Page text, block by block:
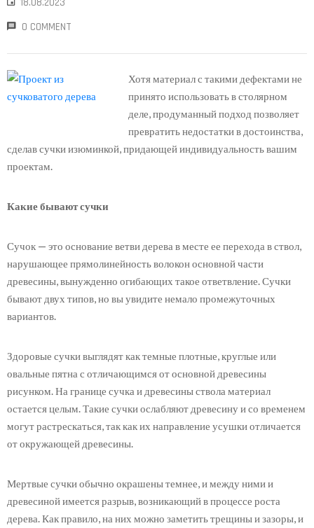
0 COMMENT
Хотя материал с такими дефектами не
принято использовать в столярном
деле, продуманный подход позволяет
превратить недостатки в достоинства,
сделав сучки изюминкой, придающей индивидуальность вашим
проектам.
Какие бывают сучки
Сучок — это основание ветви дерева в месте ее перехода в ствол,
нарушающее прямолинейность волокон основной части
древесины, вынужденно огибающих такое ответвление. Сучки
бывают двух типов, но вы увидите немало промежуточных
вариантов.
Здоровые сучки выглядят как темные плотные, круглые или
овальные пятна с отличающимся от основной древесины
рисунком. На границе сучка и древесины ствола материал
остается целым. Такие сучки ослабляют древесину и со временем
могут растрескаться, так как их направление усушки отличается
от окружающей древесины.
Мертвые сучки обычно окрашены темнее, и между ними и
древесиной имеется разрыв, возникающий в процессе роста
дерева. Как правило, на них можно заметить трещины и зазоры, и